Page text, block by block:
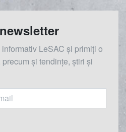
LeSAC și primiți o
precum și tendințe, știri și